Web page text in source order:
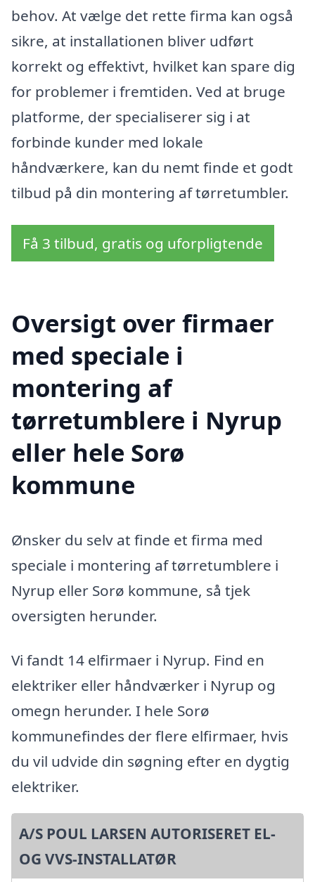
behov. At vælge det rette firma kan også
sikre, at installationen bliver udført
korrekt og effektivt, hvilket kan spare dig
for problemer i fremtiden. Ved at bruge
platforme, der specialiserer sig i at
forbinde kunder med lokale
håndværkere, kan du nemt finde et godt
tilbud på din montering af tørretumbler.
Få 3 tilbud, gratis og uforpligtende
Oversigt over firmaer
med speciale i
montering af
tørretumblere i Nyrup
eller hele Sorø
kommune
Ønsker du selv at finde et firma med
speciale i montering af tørretumblere i
Nyrup eller Sorø kommune, så tjek
oversigten herunder.
Vi fandt 14 elfirmaer i Nyrup. Find en
elektriker eller håndværker i Nyrup og
omegn herunder. I hele Sorø
kommunefindes der flere elfirmaer, hvis
du vil udvide din søgning efter en dygtig
elektriker.
A/S POUL LARSEN AUTORISERET EL-
OG VVS-INSTALLATØR